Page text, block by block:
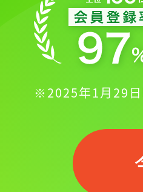
※2025年1月29日